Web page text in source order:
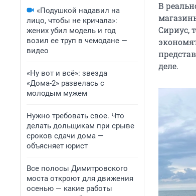
«Подушкой надавил на
лицо, чтобы не кричала»:
жених убил модель и год
возил ее труп в чемодане —
видео
«Ну вот и всё»: звезда
«Дома-2» развелась с
молодым мужем
Нужно требовать свое. Что
делать дольщикам при срыве
сроков сдачи дома —
объясняет юрист
Все полосы Димитровского
моста откроют для движения
осенью — какие работы
В
Сириус,
деле.